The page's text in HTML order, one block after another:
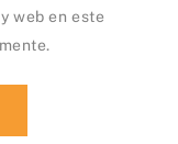
web en este